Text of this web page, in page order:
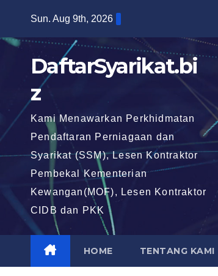
content
Sun. Aug 9th, 2026
DaftarSyarikat.bi
z
Kami Menawarkan Perkhidmatan
Pendaftaran Perniagaan dan
Syarikat (SSM), Lesen Kontraktor
Pembekal Kementerian
Kewangan(MOF), Lesen Kontraktor
CIDB dan PKK
HOME TENTANG KAMI